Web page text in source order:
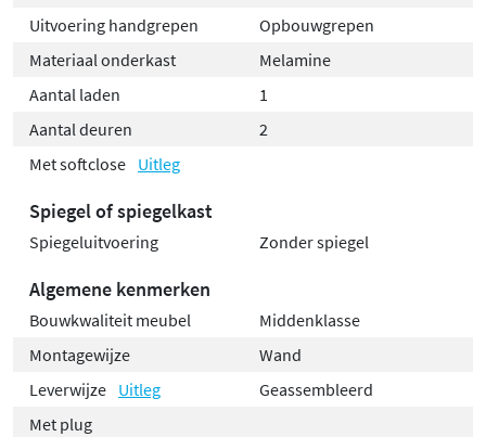
Uitvoering handgrepen
Opbouwgrepen
Materiaal onderkast
Melamine
Aantal laden
1
Aantal deuren
2
Met softclose Uitleg
Spiegel of spiegelkast
Spiegeluitvoering Zonder spiegel
Algemene kenmerken
Bouwkwaliteit meubel
Middenklasse
Montagewijze
Wand
Leverwijze Uitleg
Geassembleerd
Met plug